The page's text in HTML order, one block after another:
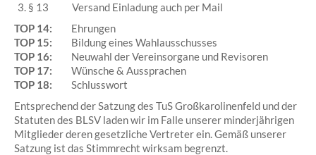
§ 13 Versand Einladung auch per Mail
TOP 14: Ehrungen
TOP 15: Bildung eines Wahlausschusses
TOP 16: Neuwahl der Vereinsorgane und Revisoren
TOP 17: Wünsche & Aussprachen
TOP 18: Schlusswort
Entsprechend der Satzung des TuS Großkarolinenfeld und der
Statuten des BLSV laden wir im Falle unserer minderjährigen
Mitglieder deren gesetzliche Vertreter ein. Gemäß unserer
Satzung ist das Stimmrecht wirksam begrenzt.